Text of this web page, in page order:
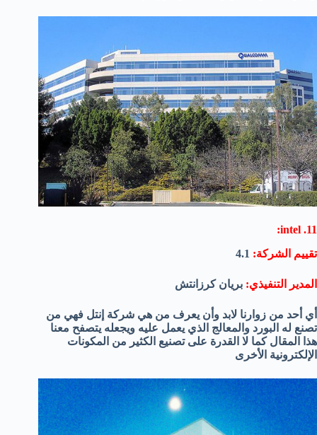
11. intel:
تقييم الشركة:
المدير التنفيذي: بريان كرزانتش
أي أحد من زوارنا لابد وأن يعرف من هي شركة إنتل فهي من
تصنع له البورد والمعالج الذي يعمل عليه ويجعله يتصفح معنا
هذا المقال كما لا القدرة على تصنيع الكثير من المكونات
الإلكترونية الأخرى